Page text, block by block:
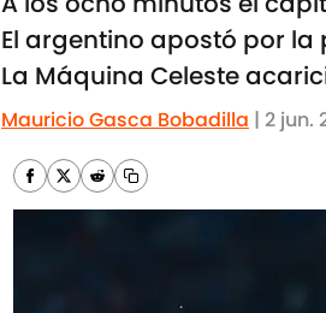
El argentino apostó por
La Máquina Celeste
Mauricio Gasca Bobadilla | 2 jun.